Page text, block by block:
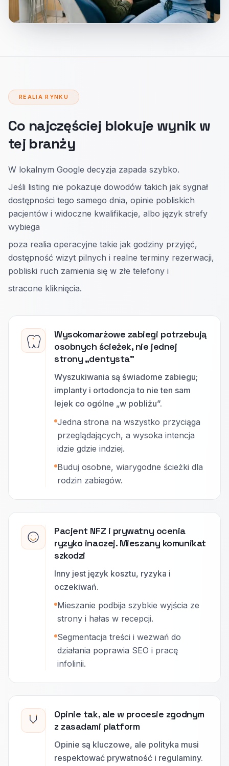
REALIA RYNKU
Co najczęściej blokuje wynik w
tej branży
W lokalnym Google decyzja zapada szybko.
Jeśli listing nie pokazuje dowodów takich jak sygnał
dostępności tego samego dnia, opinie pobliskich
pacjentów i widoczne kwalifikacje, albo język strefy
wybiega
poza realia operacyjne takie jak godziny przyjęć,
dostępność wizyt pilnych i realne terminy rezerwacji,
pobliski ruch zamienia się w złe telefony i
stracone kliknięcia.
Wysokomarżowe zabiegi potrzebują
osobnych ścieżek, nie jednej
strony „dentysta”
Wyszukiwania są świadome zabiegu;
implanty i ortodoncja to nie ten sam
lejek co ogólne „w pobliżu”.
Jedna strona na wszystko przyciąga
przeglądających, a wysoka intencja
idzie gdzie indziej.
Buduj osobne, wiarygodne ścieżki dla
rodzin zabiegów.
Pacjent NFZ i prywatny ocenia
ryzyko inaczej. Mieszany komunikat
szkodzi
Inny jest język kosztu, ryzyka i
oczekiwań.
Mieszanie podbija szybkie wyjścia ze
strony i hałas w recepcji.
Segmentacja treści i wezwań do
działania poprawia SEO i pracę
infolinii.
Opinie tak, ale w procesie zgodnym
z zasadami platform
Opinie są kluczowe, ale polityka musi
respektować prywatność i regulaminy.